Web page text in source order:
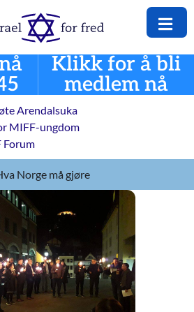
Klikk for å bli
medlem nå
Arendalsuka
MIFF-ungdom
Forum
Norge må gjøre